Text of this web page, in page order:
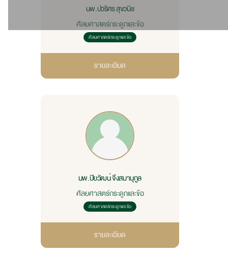
นพ.ปวริศร สุขวนิช
ศัลยศาสตร์กระดูกและข้อ
ศัลยศาสตร์กระดูกและข้อ
รายละเอียด
นพ.ปิยวัฒน์ จึงสมานุกูล
ศัลยศาสตร์กระดูกและข้อ
ศัลยศาสตร์กระดูกและข้อ
รายละเอียด